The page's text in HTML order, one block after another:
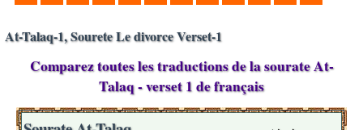
At-Talaq-1, Sourete Le divorce Verset-1
Comparez toutes les traductions de la sourate At-
Talaq - verset 1 de français